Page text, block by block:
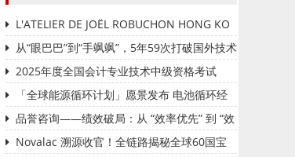
L'ATELIER DE JOËL ROBUCHON HONG KO
NG 延续十八载辉煌传奇 今夏载誉回归置地廣塲
从“眼巴巴”到“手飒飒”，5年59次打破国外技术
垄断——国家管网集团北京管道有限公司“红色
劲旅自主维保突击队”攻坚实录
2025年度全国会计专业技术中级资格考试
（甘肃考区）报名公告
「全球能源循环计划」愿景发布 电池循环经
济加速落地
品誉咨询——绩效破局：从 “效率优先” 到 “效
能质变” 的管理范式革新
Novalac 溯源收官！全链路揭秘全球60国宝